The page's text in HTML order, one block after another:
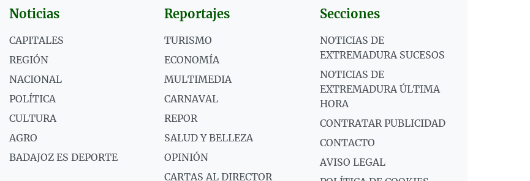
Noticias
CAPITALES
REGIÓN
NACIONAL
POLÍTICA
CULTURA
AGRO
BADAJOZ ES DEPORTE
Reportajes
TURISMO
ECONOMÍA
MULTIMEDIA
CARNAVAL
REPOR
SALUD Y BELLEZA
OPINIÓN
CARTAS AL DIRECTOR
Secciones
NOTICIAS DE
EXTREMADURA SUCESOS
NOTICIAS DE
EXTREMADURA ÚLTIMA
HORA
CONTRATAR PUBLICIDAD
CONTACTO
AVISO LEGAL